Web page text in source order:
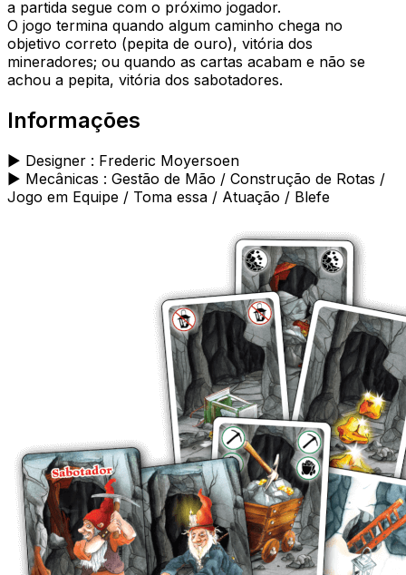
a partida segue com o próximo jogador.
O jogo termina quando algum caminho chega no
objetivo correto (pepita de ouro), vitória dos
mineradores; ou quando as cartas acabam e não se
achou a pepita, vitória dos sabotadores.
Informações
► Designer : Frederic Moyersoen
► Mecânicas : Gestão de Mão / Construção de Rotas /
Jogo em Equipe / Toma essa / Atuação / Blefe